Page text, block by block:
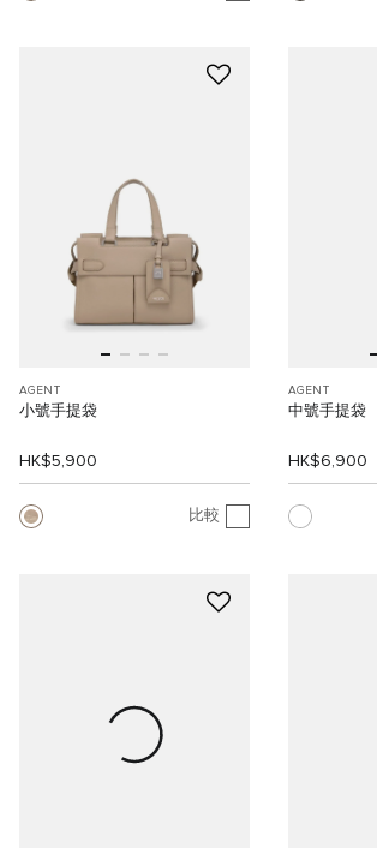
AGENT
小號手提袋
HK$5,900
比較
AGENT
中號手提袋
HK$6,900